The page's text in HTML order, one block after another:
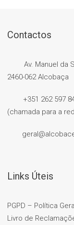
Contactos
Av. Manuel da
2460-062 Alcobaça
+351 262 597
(chamada para a
Links Úteis
PGPD – Política
Livro de